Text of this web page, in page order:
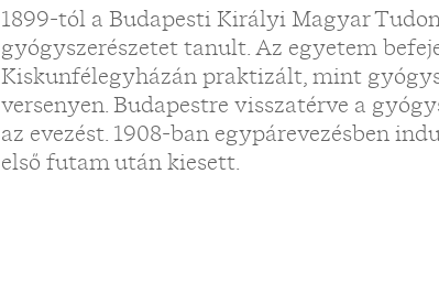
1899-tól a Budapesti Királyi Magyar
gyógyszerészetet tanult. Az egyetem
Kiskunfélegyházán praktizált, mint
versenyen. Budapestre visszatérve a
az evezést. 1908-ban egypárevezésben
első futam után kiesett.